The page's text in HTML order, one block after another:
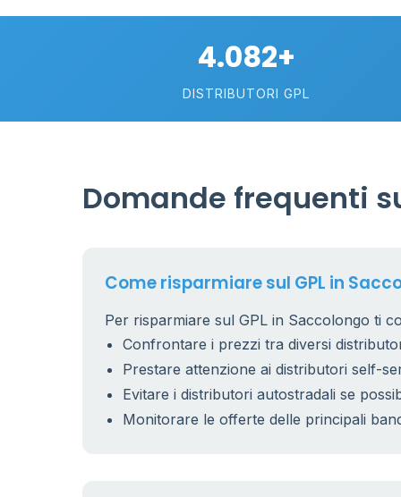
4.082+
DISTRIBUTORI GPL
Domande frequenti
Come risparmiare sul GPL in
Per risparmiare sul GPL in Saccolongo ti
Confrontare i prezzi tra diversi
Prestare attenzione ai distributori self-
Evitare i distributori autostradali se
Monitorare le offerte delle principali